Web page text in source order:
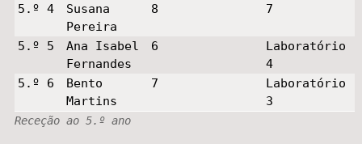
Receção ao 5.º ano
5.º 4
Susana
Pereira
8 7
5.º 5
Ana Isabel
Fernandes
6
Laboratório
4
5.º 6
Bento
Martins
7
Laboratório
3